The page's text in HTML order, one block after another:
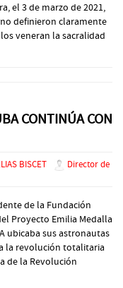
el 3 de marzo de 2021,
definieron claramente
veneran la sacralidad
CONTINÚA CON
BISCET
Director de
de la Fundación
Proyecto Emilia Medalla
ubicaba sus astronautas
la revolución totalitaria
de la Revolución